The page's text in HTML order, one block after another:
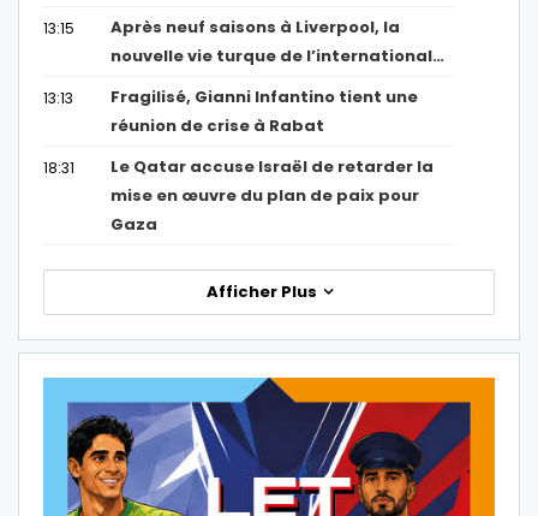
13:15
Après neuf saisons à Liverpool, la
nouvelle vie turque de l’international…
13:13
Fragilisé, Gianni Infantino tient une
réunion de crise à Rabat
18:31
Le Qatar accuse Israël de retarder la
mise en œuvre du plan de paix pour
Gaza
Afficher Plus